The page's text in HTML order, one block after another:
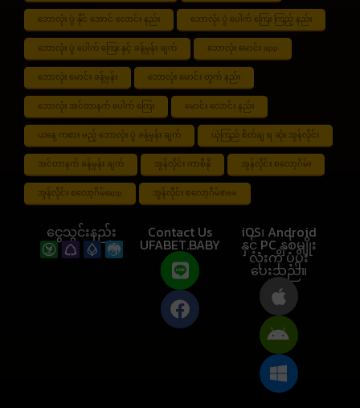
ဘောလုံး ပွဲ နိုင် အောင် လောင်း နည်း ဘောလုံး ပွဲ ပေါက် ကြေး ကြည့် နည်း
ဘောလုံး ပွဲ ပေါက် ကြေး နှင့် ခန့်မှန်း ချက် ဘောလုံး မောင်း app
ဘောလုံး မောင်း ခန့်မှန်း ဘောလုံး မောင်း တွက် နည်း
ဘောလုံး အင်တာနက် ပေါက် ကြေး မောင်း လောင်း နည်း
ယနေ့ ကစား မည့် ဘောလုံး ပွဲ ခန့်မှန်း ချက် ယုံကြည် စိတ်ချ ရ ဆုံး အွန်လိုင်း
အင်တာနက် ခန့်မှန်း ချက် အွန်လိုင်း ကာစီနို အွန်လိုင်း စလော့ဂိမ်း
အွန်လိုင်း စလော့ဂိမ်းapp အွန်လိုင်း စလော့ဂိမ်းfree
ငွေသွင်းနည်း Contact Us
UFABET.BABY
iOS၊ Android
နှင့် PC နှစ်မျိုး
လုံးကို ပံ့ပိုး
ပေးသည်။